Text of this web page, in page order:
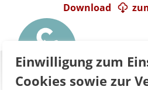
Download
Einwilligung zum
Cookies sowie zur